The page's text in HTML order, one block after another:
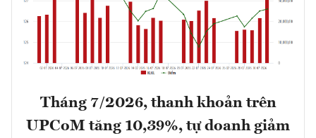
Tháng 7/2026, thanh khoản trên
UPCoM tăng 10,39%, tự doanh giảm